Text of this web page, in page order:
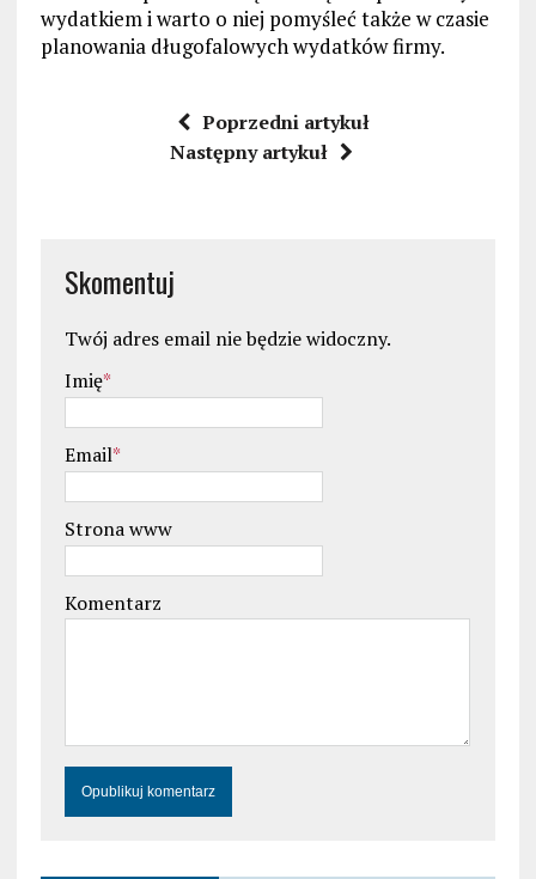
wydatkiem i warto o niej pomyśleć także w czasie
planowania długofalowych wydatków firmy.
Poprzedni artykuł
Następny artykuł
Skomentuj
Twój adres email nie będzie widoczny.
Imię*
Email*
Strona www
Komentarz